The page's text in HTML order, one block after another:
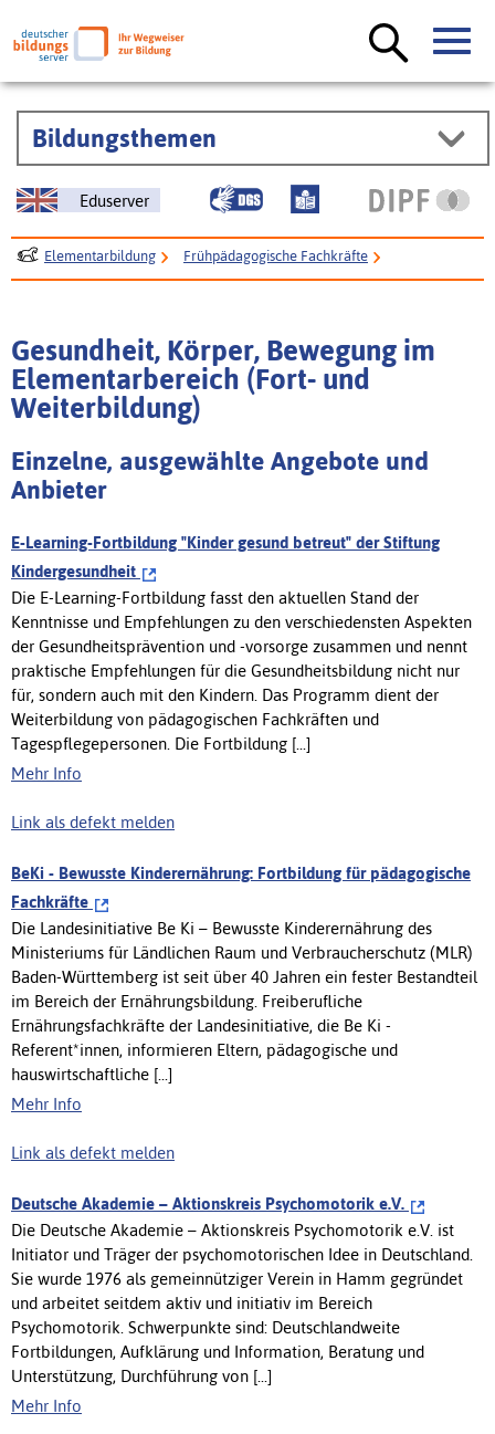
Bildungsthemen
Eduserver
Elementarbildung Frühpädagogische Fachkräfte
Gesundheit, Körper, Bewegung (Fort- und Weiterbildung)
Gesundheit, Körper, Bewegung im
Elementarbereich (Fort- und
Weiterbildung)
Einzelne, ausgewählte Angebote und
Anbieter
E-Learning-Fortbildung "Kinder gesund betreut" der Stiftung
Kindergesundheit
Die E-Learning-Fortbildung fasst den aktuellen Stand der
Kenntnisse und Empfehlungen zu den verschiedensten Aspekten
der Gesundheitsprävention und -vorsorge zusammen und nennt
praktische Empfehlungen für die Gesundheitsbildung nicht nur
für, sondern auch mit den Kindern. Das Programm dient der
Weiterbildung von pädagogischen Fachkräften und
Tagespflegepersonen. Die Fortbildung [...]
Mehr Info
Link als defekt melden
BeKi - Bewusste Kinderernährung: Fortbildung für pädagogische
Fachkräfte
Die Landesinitiative Be Ki – Bewusste Kinderernährung des
Ministeriums für Ländlichen Raum und Verbraucherschutz (MLR)
Baden-Württemberg ist seit über 40 Jahren ein fester Bestandteil
im Bereich der Ernährungsbildung. Freiberufliche
Ernährungsfachkräfte der Landesinitiative, die Be Ki -
Referent*innen, informieren Eltern, pädagogische und
hauswirtschaftliche [...]
Mehr Info
Link als defekt melden
Deutsche Akademie – Aktionskreis Psychomotorik e.V.
Die Deutsche Akademie – Aktionskreis Psychomotorik e.V. ist
Initiator und Träger der psychomotorischen Idee in Deutschland.
Sie wurde 1976 als gemeinnütziger Verein in Hamm gegründet
und arbeitet seitdem aktiv und initiativ im Bereich
Psychomotorik. Schwerpunkte sind: Deutschlandweite
Fortbildungen, Aufklärung und Information, Beratung und
Unterstützung, Durchführung von [...]
Mehr Info